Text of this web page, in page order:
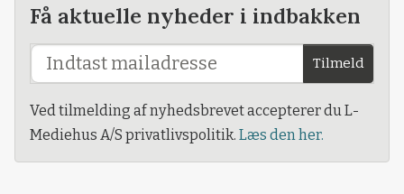
Få aktuelle nyheder i indbakken
Tilmeld
Ved tilmelding af nyhedsbrevet accepterer du L-
Mediehus A/S privatlivspolitik. Læs den her.